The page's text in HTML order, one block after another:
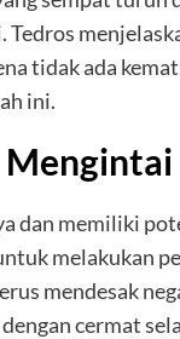
tidak ada
ini.
Mengintai
dan memiliki
melakukan
mendesak
cermat